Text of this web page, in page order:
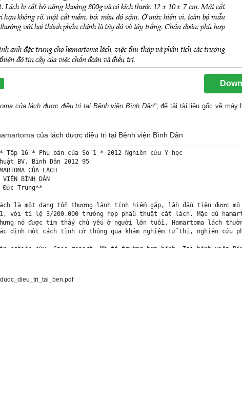
của lách được điều trị tại Bệnh viện Bình Dân", để tải tài liệu gốc về máy
của lách được điều trị tại Bệnh viện Bình Dân
Tập 16 * Phụ bản của Số 1 * 2012 Nghiên cứu Y học
BV. Bình Dân 2012 95
CỦA LÁCH
BÌNH DÂN
Đức Trung**
lách là một dạng tổn thương lành tính hiếm gặp, lần đầu tiên được
với tỉ lệ 3/200.000 trường hợp phẫu thuật cắt lách. Mặc dù
nó được tìm thấy chủ yếu ở người lớn tuổi. Hamartoma lách
định một cách tình cờ thông qua khám nghiệm tử thi, nghiên cứu
nghiên cứu: Case report: Mô tả trường hợp bệnh. Tại bệnh viện
sụt cân, các dấu hiệu khác bình thường, khám bụng ấn đau nhẹ
tiểu cầu giảm nhiều: 4,88 x 104/mm3. Số lượng hồng cầu, Hct,
cực dưới lách có cấu trúc to, mật độ gần bằng nhu mô lách,
phẫu thuật. Lách bị cắt bỏ nặng khoảng 800g và có kích thước 12
mô lách giới hạn không rõ, mặt cắt mềm, bở, màu đỏ sậm. Ở mức
lách bình thường với hai thành phần chính là tủy đỏ và tủy